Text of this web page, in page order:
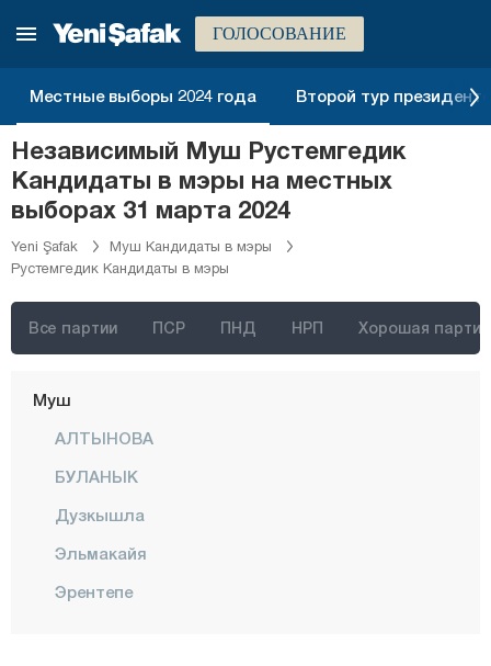
ГОЛОСОВАНИЕ
Местные выборы 2024 года Второй тур
Независимый Муш Рустемгедик
Кандидаты в мэры на местных
выборах 31 марта 2024
Yeni Şafak
Муш Кандидаты в мэры
Рустемгедик Кандидаты в мэры
Все партии ПСР ПНД НРП Хорошая партия
Кыршехир
Конья
Кютахья
Малатья
Маниса
Мардин
Мугла
Муш
АЛТЫНОВА
БУЛАНЫК
Дузкышла
Эльмакайя
Эрентепе